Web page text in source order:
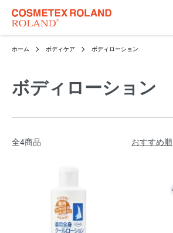
ホーム ボディケア ボディローション
ボディローション
全4商品 おすすめ順